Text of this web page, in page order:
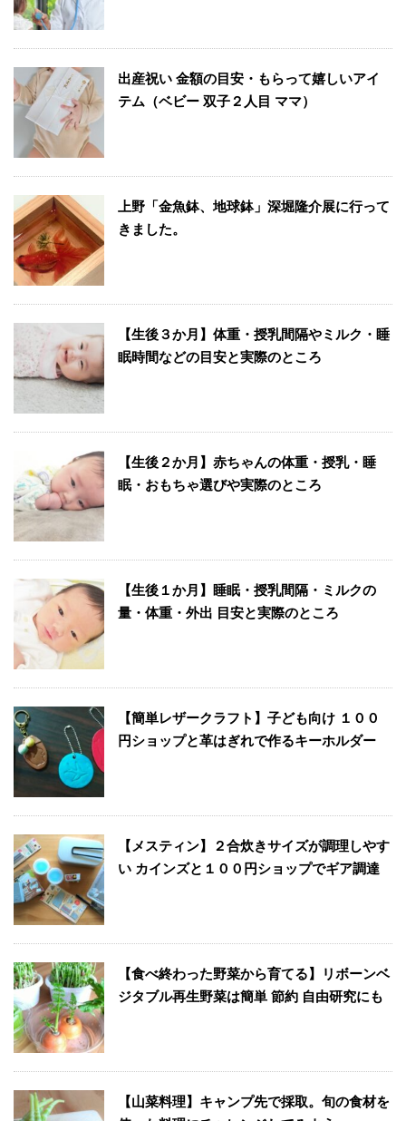
出産祝い 金額の目安・もらって嬉しいアイ
テム（ベビー 双子２人目 ママ）
上野「金魚鉢、地球鉢」深堀隆介展に行って
きました。
【生後３か月】体重・授乳間隔やミルク・睡
眠時間などの目安と実際のところ
【生後２か月】赤ちゃんの体重・授乳・睡
眠・おもちゃ選びや実際のところ
【生後１か月】睡眠・授乳間隔・ミルクの
量・体重・外出 目安と実際のところ
【簡単レザークラフト】子ども向け １００
円ショップと革はぎれで作るキーホルダー
【メスティン】２合炊きサイズが調理しやす
い カインズと１００円ショップでギア調達
【食べ終わった野菜から育てる】リボーンベ
ジタブル再生野菜は簡単 節約 自由研究にも
【山菜料理】キャンプ先で採取。旬の食材を